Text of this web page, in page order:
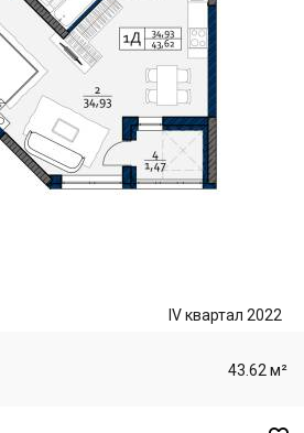
IV квартал 2022
43.62 м²